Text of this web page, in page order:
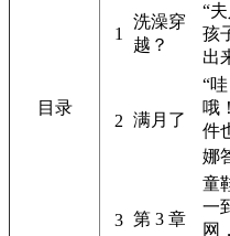
目录
1
洗澡穿
越？
“
孩
出
2 满月了
“
哦
件
娜
3 第 3 章
童
一
网